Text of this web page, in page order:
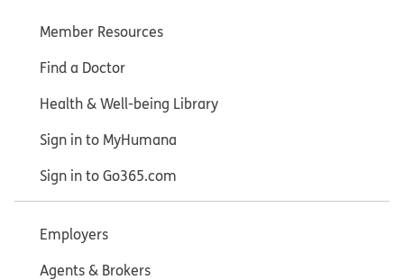
Member Resources
Find a Doctor
Health & Well-being Library
Sign in to MyHumana
Sign in to Go365.com
Employers
Agents & Brokers